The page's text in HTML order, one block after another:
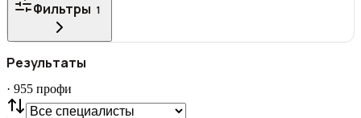
Фильтры 1
Все
СТАТУС
VIP С фото
Результаты
· 955 профи